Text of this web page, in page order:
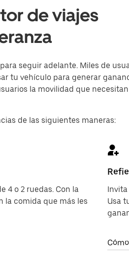
de viajes
seguir adelante. Miles de
tu vehículo para generar
la movilidad que
de las siguientes maneras:
4 o 2 ruedas. Con la
la comida que más les
Usa